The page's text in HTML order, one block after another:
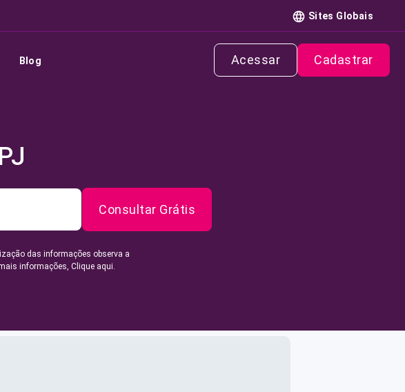
Sites Globais
Blog Acessar Cadastrar
Consultar Grátis
das informações observa a
informações, Clique aqui.